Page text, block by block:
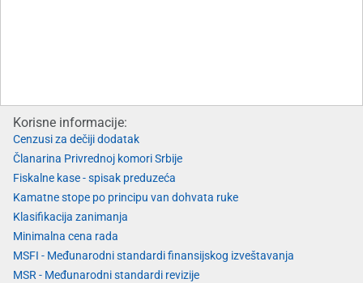
Korisne informacije:
Cenzusi za dečiji dodatak
Članarina Privrednoj komori Srbije
Fiskalne kase - spisak preduzeća
Kamatne stope po principu van dohvata ruke
Klasifikacija zanimanja
Minimalna cena rada
MSFI - Međunarodni standardi finansijskog izveštavanja
MSR - Međunarodni standardi revizije